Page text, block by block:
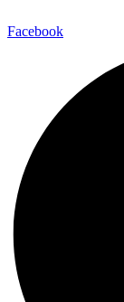
Facebook